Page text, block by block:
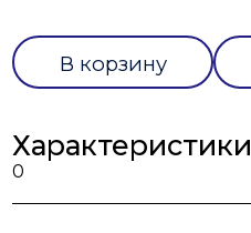
В корзину
Характеристики
0